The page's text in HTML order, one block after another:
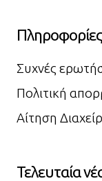
Πληροφορίες
Συχνές
Πολιτική
Αίτηση
Τελευταία